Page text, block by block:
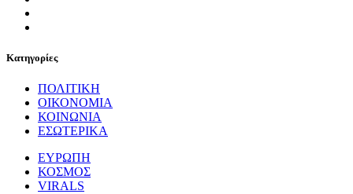
Κατηγορίες
ΠΟΛΙΤΙΚΗ
ΟΙΚΟΝΟΜΙΑ
ΚΟΙΝΩΝΙΑ
ΕΣΩΤΕΡΙΚΑ
ΕΥΡΩΠΗ
ΚΟΣΜΟΣ
VIRALS